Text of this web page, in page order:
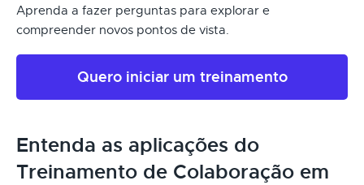
Aprenda a fazer perguntas para explorar e
compreender novos pontos de vista.
Quero iniciar um treinamento
Entenda as aplicações do
Treinamento de Colaboração em